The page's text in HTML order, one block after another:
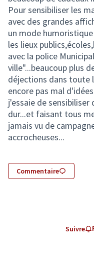
Pour sensibiliser les
avec des grandes
un mode
les lieux
avec la police
ville"...beaucoup plus
déjections dans toute
encore pas mal
j'essaie de
dur...et faisant tous
jamais vu de
accrocheuses...
Commentaire
Suivre